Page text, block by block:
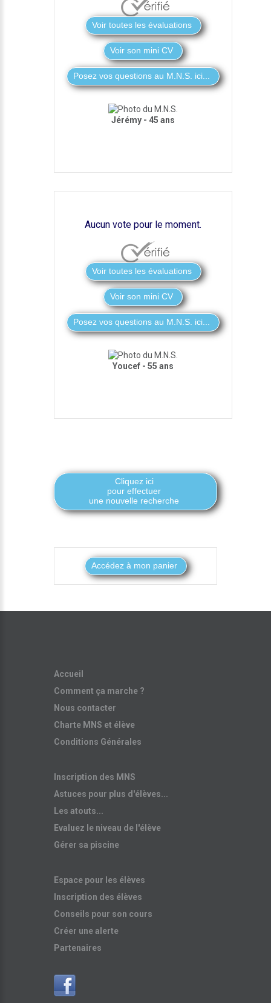
Voir son mini CV
Jérémy - 45 ans
Aucun vote pour le moment.
Voir son mini CV
Youcef - 55 ans
Cliquez ici
pour effectuer
une nouvelle recherche
Accueil
Comment ça marche ?
Nous contacter
Charte MNS et élève
Conditions Générales
Inscription des MNS
Astuces pour plus d'élèves...
Les atouts...
Evaluez le niveau de l'élève
Gérer sa piscine
Espace pour les élèves
Inscription des élèves
Conseils pour son cours
Créer une alerte
Partenaires